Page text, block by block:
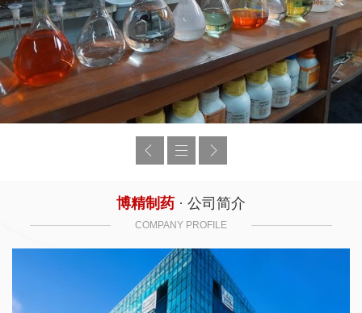
博精制药 · 公司简介
COMPANY PROFILE